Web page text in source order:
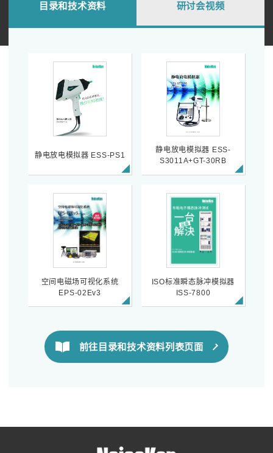
目录和技术资料
静电放电模拟器 ESS-PS1
静电放电模拟器 ESS-
S3011A+GT-30RB
空间电磁场可视化系统
EPS-02Ev3
ISO标准瞬态脉冲模拟器
ISS-7800
前往目录和技术资料列表页面
研讨会视频